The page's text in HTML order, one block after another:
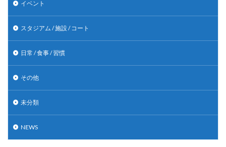
イベント
スタジアム / 施設 / コート
日常 / 食事 / 習慣
その他
未分類
NEWS